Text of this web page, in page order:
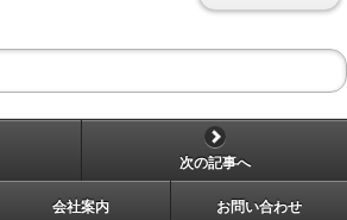
次の記事へ
会社案内 お問い合わせ